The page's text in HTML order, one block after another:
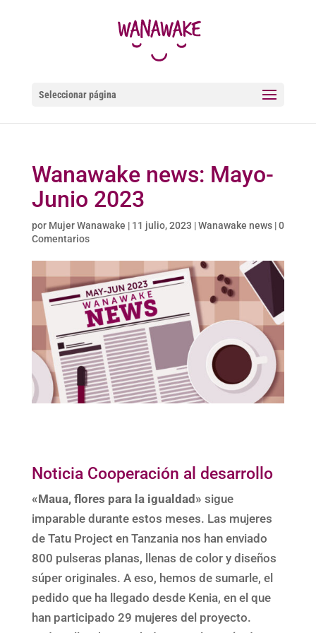
Seleccionar página
Wanawake news: Mayo-
Junio 2023
por Mujer Wanawake | 11 julio, 2023 |Wanawake news|0
Comentarios
Noticia Cooperación al desarrollo
«Maua, flores para la igualdad» sigue
imparable durante estos meses. Las mujeres
de Tatu Project en Tanzania nos han enviado
800 pulseras planas, llenas de color y diseños
súper originales. A eso, hemos de sumarle, el
pedido que ha llegado desde Kenia, en el que
han participado 29 mujeres del proyecto.